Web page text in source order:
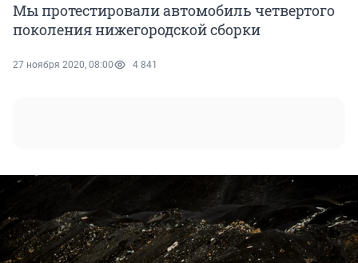
Мы протестировали автомобиль четвертого
поколения нижегородской сборки
27 ноября 2020, 08:00 4 841